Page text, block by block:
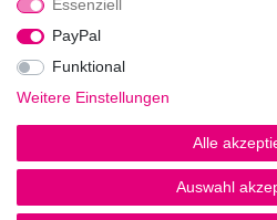
Rufen Sie an!
0221-5696511
Impressum
© Copyright 2026 | Alle
Essenziell
PayPal
Funktional
Weitere Einstellungen
Alle
Auswahl